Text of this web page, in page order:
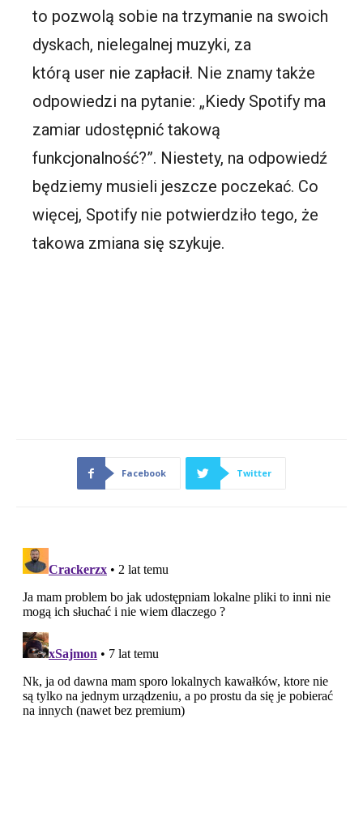
to pozwolą sobie na trzymanie na swoich
dyskach, nielegalnej muzyki, za
którą user nie zapłacił. Nie znamy także
odpowiedzi na pytanie: „Kiedy Spotify ma
zamiar udostępnić takową
funkcjonalność?”. Niestety, na odpowiedź
będziemy musieli jeszcze poczekać. Co
więcej, Spotify nie potwierdziło tego, że
takowa zmiana się szykuje.
Facebook Twitter